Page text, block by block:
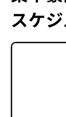
スケ